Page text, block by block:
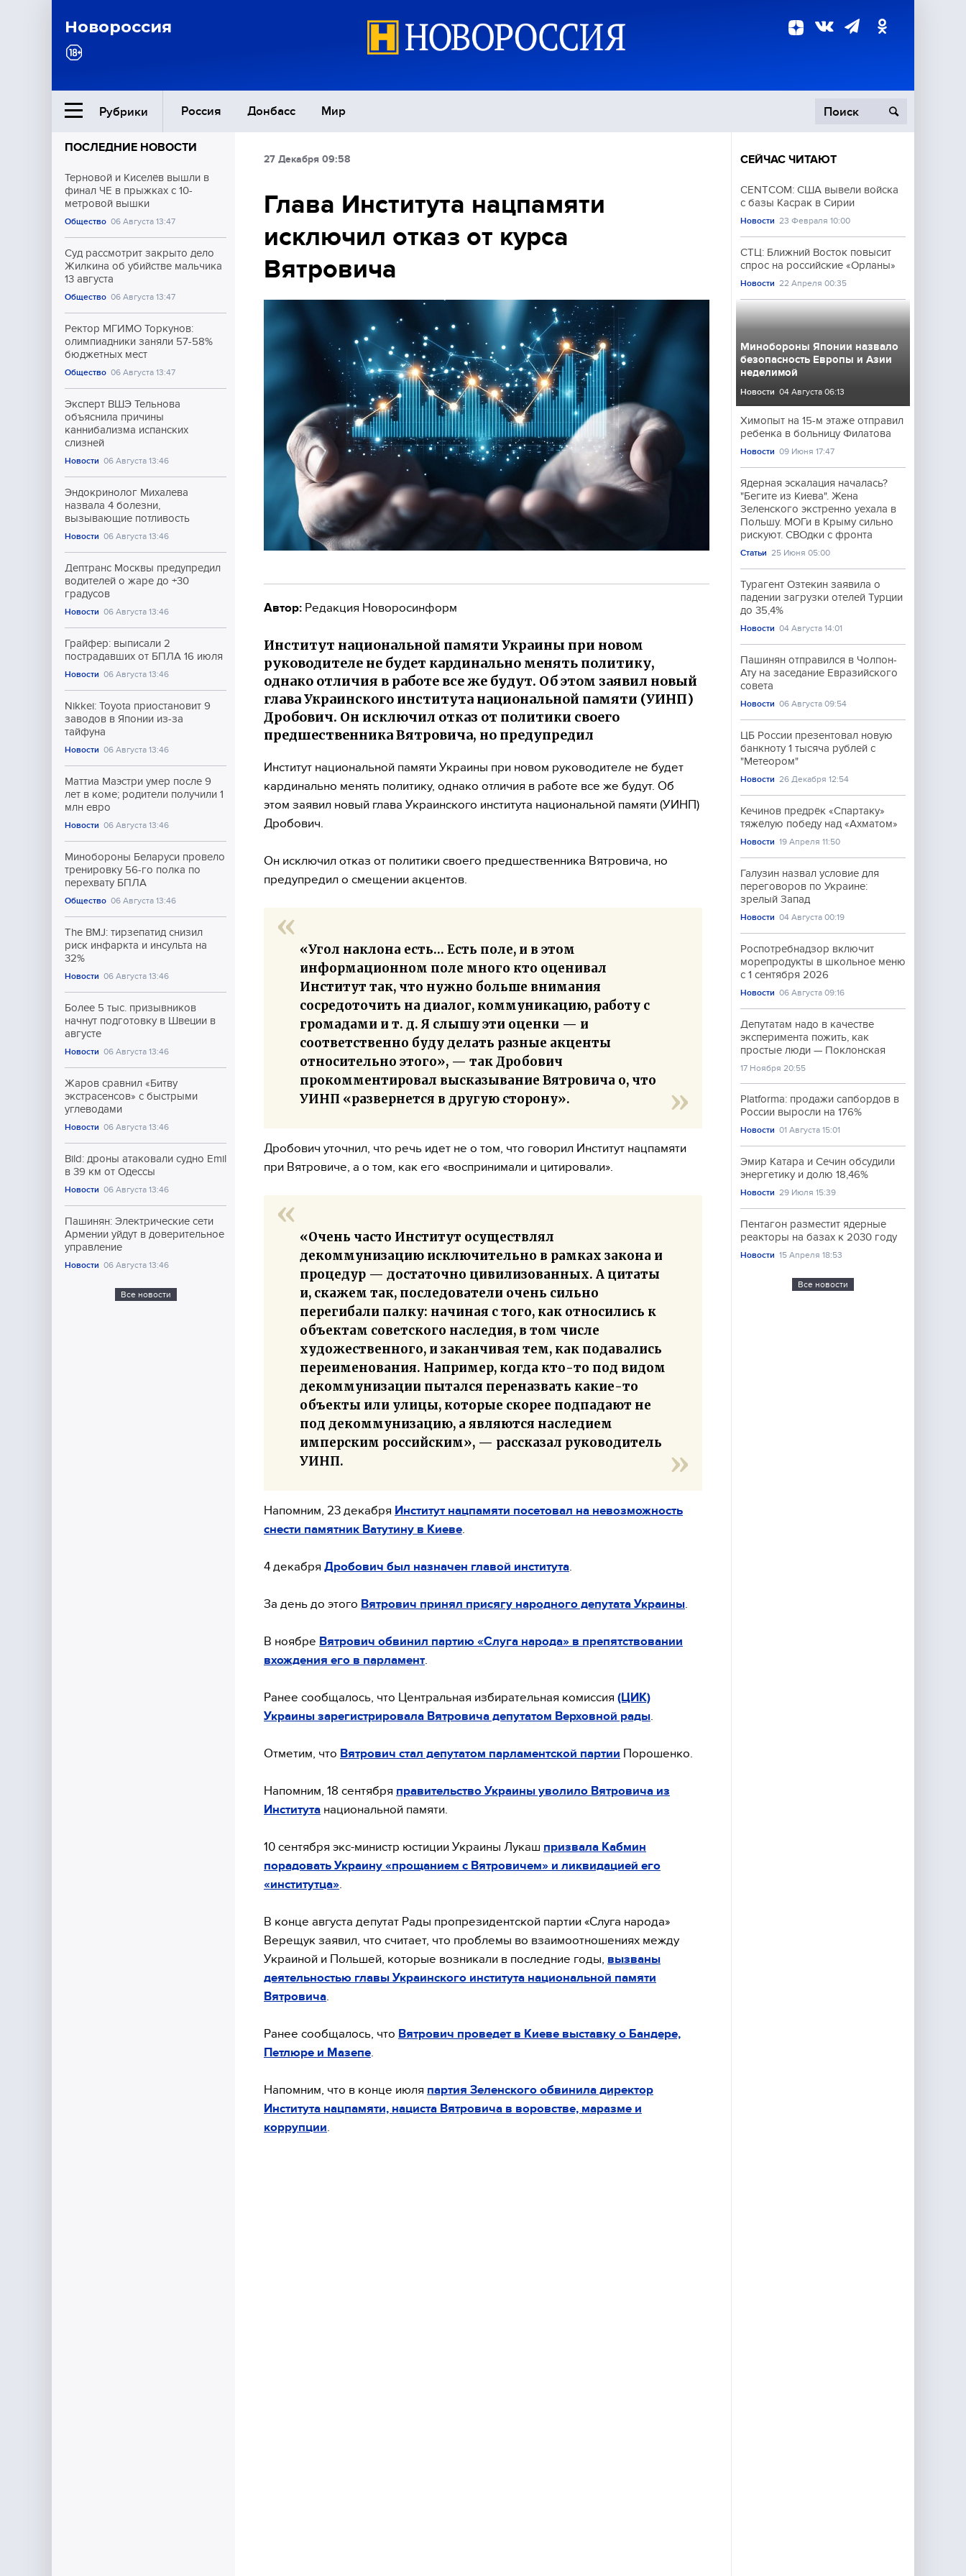
Новороссия
Рубрики Россия Донбасс Мир
Ближний Восток
Общество
Экономика
Происшествия
Культура
ПОСЛЕДНИЕ НОВОСТИ
Терновой и Киселёв вышли в
финал ЧЕ в прыжках с 10-
метровой вышки
Общество 06 Августа 13:47
Суд рассмотрит закрыто дело
Жилкина об убийстве мальчика
13 августа
Общество 06 Августа 13:47
Ректор МГИМО Торкунов:
олимпиадники заняли 57-58%
бюджетных мест
Общество 06 Августа 13:47
Эксперт ВШЭ Тельнова
объяснила причины
каннибализма испанских
слизней
Новости 06 Августа 13:46
Эндокринолог Михалева
назвала 4 болезни,
вызывающие потливость
Новости 06 Августа 13:46
Дептранс Москвы предупредил
водителей о жаре до +30
градусов
Новости 06 Августа 13:46
Грайфер: выписали 2
пострадавших от БПЛА 16 июля
Новости 06 Августа 13:46
Nikkei: Toyota приостановит 9
заводов в Японии из-за
тайфуна
Новости 06 Августа 13:46
Маттиа Маэстри умер после 9
лет в коме; родители получили 1
млн евро
Новости 06 Августа 13:46
Минобороны Беларуси провело
тренировку 56-го полка по
перехвату БПЛА
Общество 06 Августа 13:46
The BMJ: тирзепатид снизил
риск инфаркта и инсульта на
32%
Новости 06 Августа 13:46
Более 5 тыс. призывников
начнут подготовку в Швеции в
августе
Новости 06 Августа 13:46
Жаров сравнил «Битву
экстрасенсов» с быстрыми
углеводами
Новости 06 Августа 13:46
Bild: дроны атаковали судно Emil
в 39 км от Одессы
Новости 06 Августа 13:46
Пашинян: Электрические сети
Армении уйдут в доверительное
управление
Новости 06 Августа 13:46
Все новости
27 Декабря 09:58
Глава Института нацпамяти
исключил отказ от курса
Вятровича
Автор: Редакция Новоросинформ
Институт национальной памяти Украины при новом
руководителе не будет кардинально менять политику,
однако отличия в работе все же будут. Об этом заявил новый
глава Украинского института национальной памяти (УИНП)
Дробович. Он исключил отказ от политики своего
предшественника Вятровича, но предупредил
Институт национальной памяти Украины при новом руководителе не будет
кардинально менять политику, однако отличия в работе все же будут. Об
этом заявил новый глава Украинского института национальной памяти (УИНП)
Дробович.
Он исключил отказ от политики своего предшественника Вятровича, но
предупредил о смещении акцентов.
«Угол наклона есть… Есть поле, и в этом
информационном поле много кто оценивал
Институт так, что нужно больше внимания
сосредоточить на диалог, коммуникацию, работу с
громадами и т. д. Я слышу эти оценки — и
соответственно буду делать разные акценты
относительно этого», — так Дробович
прокомментировал высказывание Вятровича о, что
УИНП «развернется в другую сторону».
Дробович уточнил, что речь идет не о том, что говорил Институт нацпамяти
при Вятровиче, а о том, как его «воспринимали и цитировали».
«Очень часто Институт осуществлял
декоммунизацию исключительно в рамках закона и
процедур — достаточно цивилизованных. А цитаты
и, скажем так, последователи очень сильно
перегибали палку: начиная с того, как относились к
объектам советского наследия, в том числе
художественного, и заканчивая тем, как подавались
переименования. Например, когда кто-то под видом
декоммунизации пытался переназвать какие-то
объекты или улицы, которые скорее подпадают не
под декоммунизацию, а являются наследием
имперским российским», — рассказал руководитель
УИНП.
Напомним, 23 декабря Институт нацпамяти посетовал на невозможность
снести памятник Ватутину в Киеве
4 декабря Дробович был назначен главой института
За день до этого Вятрович принял присягу народного депутата Украины
В ноябре Вятрович обвинил партию «Слуга народа» в препятствовании
вхождения его в парламент
Ранее сообщалось, что Центральная избирательная комиссия (ЦИК)
Украины зарегистрировала Вятровича депутатом Верховной рады
Отметим, что Вятрович стал депутатом парламентской партии Порошенко.
Напомним, 18 сентября правительство Украины уволило Вятровича из
Института национальной памяти.
10 сентября экс-министр юстиции Украины Лукаш призвала Кабмин
порадовать Украину «прощанием с Вятровичем» и ликвидацией его
«институтца»
В конце августа депутат Рады пропрезидентской партии «Слуга народа»
Верещук заявил, что считает, что проблемы во взаимоотношениях между
Украиной и Польшей, которые возникали в последние годы, вызваны
деятельностью главы Украинского института национальной памяти
Вятровича
Ранее сообщалось, что Вятрович проведет в Киеве выставку о Бандере,
Петлюре и Мазепе
Напомним, что в конце июля партия Зеленского обвинила директор
Института нацпамяти, нациста Вятровича в воровстве, маразме и
коррупции
СЕЙЧАС ЧИТАЮТ
CENTCOM: США вывели войска
с базы Касрак в Сирии
Новости 23 Февраля 10:00
СТЦ: Ближний Восток повысит
спрос на российские «Орланы»
Новости 22 Апреля 00:35
Минобороны Японии назвало
безопасность Европы и Азии
неделимой
Новости 04 Августа 06:13
Химопыт на 15-м этаже отправил
ребенка в больницу Филатова
Новости 09 Июня 17:47
Ядерная эскалация началась?
"Бегите из Киева". Жена
Зеленского экстренно уехала в
Польшу. МОГи в Крыму сильно
рискуют. СВОдки с фронта
Статьи 25 Июня 05:00
Турагент Озтекин заявила о
падении загрузки отелей Турции
до 35,4%
Новости 04 Августа 14:01
Пашинян отправился в Чолпон-
Ату на заседание Евразийского
совета
Новости 06 Августа 09:54
ЦБ России презентовал новую
банкноту 1 тысяча рублей с
"Метеором"
Новости 26 Декабря 12:54
Кечинов предрёк «Спартаку»
тяжёлую победу над «Ахматом»
Новости 19 Апреля 11:50
Галузин назвал условие для
переговоров по Украине:
зрелый Запад
Новости 04 Августа 00:19
Роспотребнадзор включит
морепродукты в школьное меню
с 1 сентября 2026
Новости 06 Августа 09:16
Депутатам надо в качестве
эксперимента пожить, как
простые люди — Поклонская
17 Ноября 20:55
Platforma: продажи сапбордов в
России выросли на 176%
Новости 01 Августа 15:01
Эмир Катара и Сечин обсудили
энергетику и долю 18,46%
Новости 29 Июля 15:39
Пентагон разместит ядерные
реакторы на базах к 2030 году
Новости 15 Апреля 18:53
Все новости